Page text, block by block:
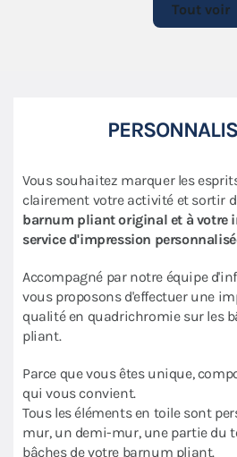
Tout voir
Vous souhaitez marquer les
clairement votre activité et sortir
barnum pliant original et à votre
service d'impression
Accompagné par notre équipe
vous proposons d'effectuer une
qualité en quadrichromie sur les
pliant.
Parce que vous êtes unique,
qui vous convient.
Tous les éléments en toile sont
mur, un demi-mur, une partie du
bâches de votre barnum pliant.